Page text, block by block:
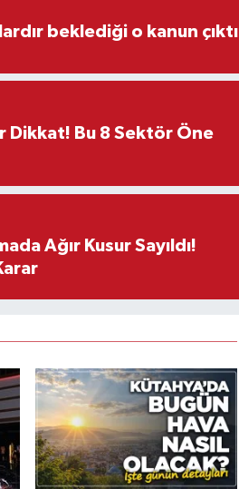
yıllardır beklediği o kanun çıktı
Dikkat! Bu 8 Sektör Öne
Ağır Kusur Sayıldı!